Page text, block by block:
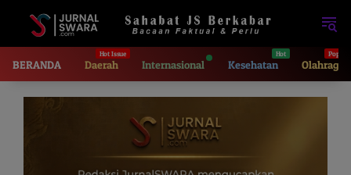
BERANDA Daerah Internasional Kesehatan Olahraga